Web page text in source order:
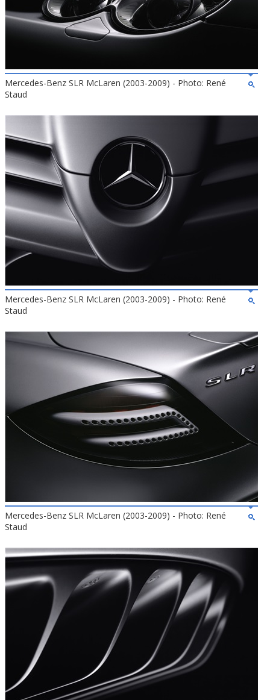
Mercedes-Benz SLR McLaren (2003-2009) - Photo: René
Staud
Mercedes-Benz SLR McLaren (2003-2009) - Photo: René
Staud
Mercedes-Benz SLR McLaren (2003-2009) - Photo: René
Staud